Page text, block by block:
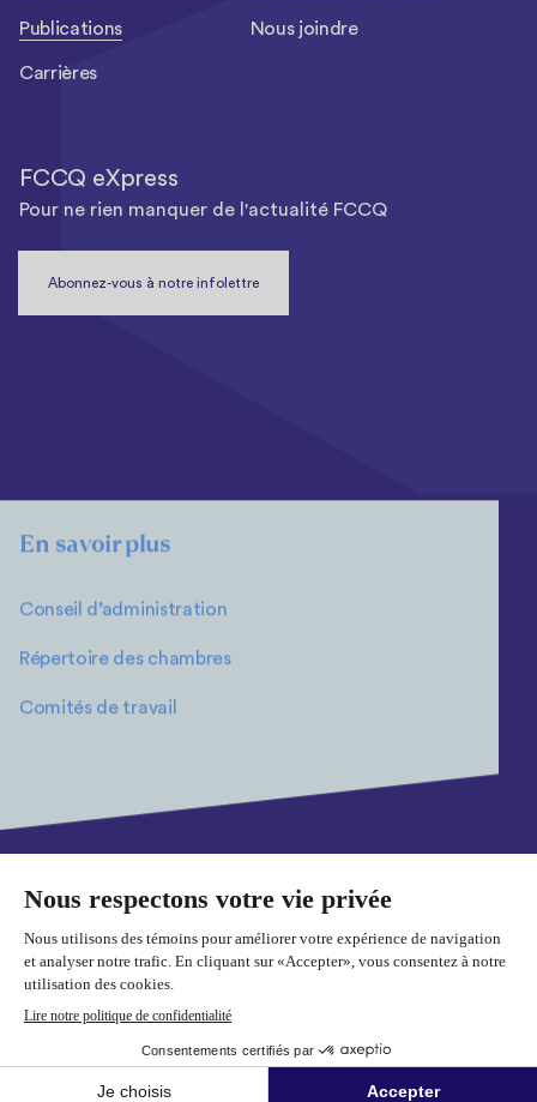
En savoir plus
Conseil d’administration
Répertoire des chambres
Comités de travail
Publications Nous joindre
Carrières
FCCQ eXpress
Pour ne rien manquer de l'actualité FCCQ
Abonnez-vous à notre infolettre
© 2026 Fédération des chambres de commerce du Québec. Tous
Plan du site Politique de confidentialité Cookies